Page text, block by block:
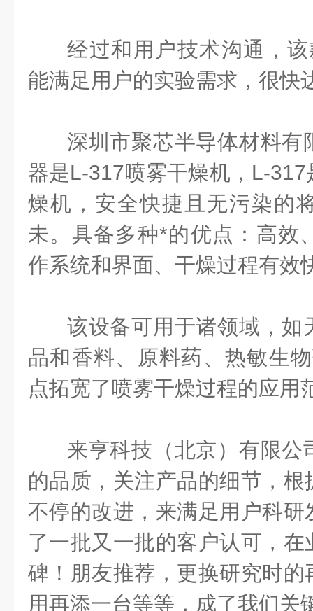
经过和用户技术沟通，
能满足用户的实验需求，很快
深圳市聚芯半导体材料有
器是L-317喷雾干燥机 ， L-317
燥机，安全快捷且无污染的
未。具备多种*的优点：高效
作系统和界面、干燥过程有效
该设备可用于诸领域，如
品和香料、原料药、热敏生
点拓宽了喷雾干燥过程的应用
来亨科技（北京）有限公
的品质，关注产品的细节，
不停的改进，来满足用户科
了一批又一批的客户认可，
碑！朋友推荐，更换研究时
用再添一台等等，成了我们关